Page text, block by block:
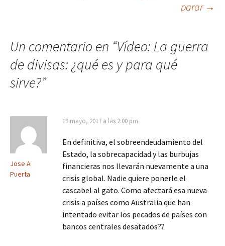
parar →
Un comentario en “Vídeo: La guerra
de divisas: ¿qué es y para qué
sirve?”
Jose A
Puerta
19 mayo, 2017 a las 2:00 pm
En definitiva, el sobreendeudamiento del
Estado, la sobrecapacidad y las burbujas
financieras nos llevarán nuevamente a una
crisis global. Nadie quiere ponerle el
cascabel al gato. Como afectará esa nueva
crisis a países como Australia que han
intentado evitar los pecados de países con
bancos centrales desatados??